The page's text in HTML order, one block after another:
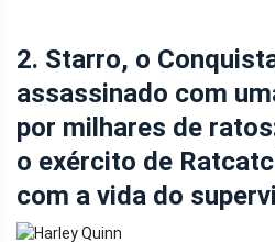
2. Starro, o
assassinado com
por milhares de
o exército de
com a vida do